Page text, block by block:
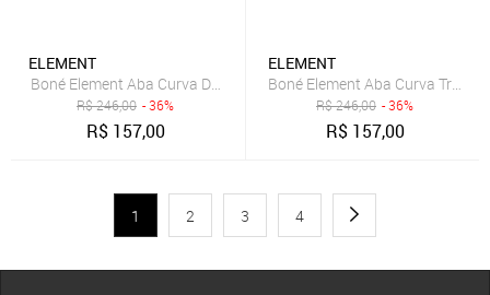
ELEMENT
Boné Element Aba Curva Dad Emb SM26 Preto
R$246,00 - 36%
R$ 157,00
ELEMENT
Boné Element Aba Curva
R$246,00 - 36%
R$ 157,00
1 2 3 4